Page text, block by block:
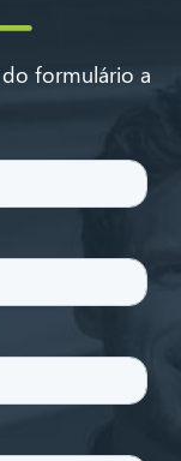
formulário a